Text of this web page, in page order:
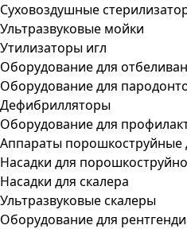
Суховоздушные
Ультразвуковые мойки
Утилизаторы игл
Оборудование для
Оборудование для
Дефибрилляторы
Оборудование для
Аппараты порошкоструйные
Насадки для
Насадки для скалера
Ультразвуковые скалеры
Оборудование для